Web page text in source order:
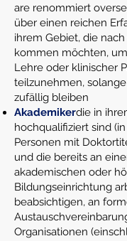
are renommiert
über einen reichen
ihrem Gebiet, die
kommen möchten,
Lehre oder klinischer
teilzunehmen,
zufällig bleiben
Akademikerdie in
hochqualifiziert sind
Personen mit
und die bereits an
akademischen oder
Bildungseinrichtung
beabsichtigen, an
Organisationen